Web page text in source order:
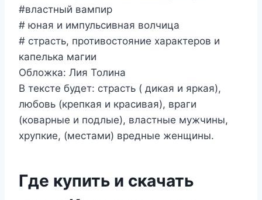
#властный вампир
# юная и импульсивная волчица
# страсть, противостояние характеров и
капелька магии
Обложка: Лия Толина
В тексте будет: страсть ( дикая и яркая),
любовь (крепкая и красивая), враги
(коварные и подлые), властные мужчины,
хрупкие, (местами) вредные женщины.
Где купить и скачать